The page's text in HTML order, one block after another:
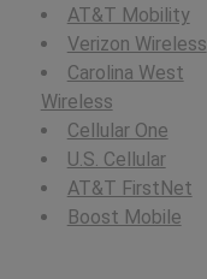
AT&T Mobility
Verizon Wireless
Carolina West
Wireless
Cellular One
U.S. Cellular
AT&T FirstNet
Boost Mobile